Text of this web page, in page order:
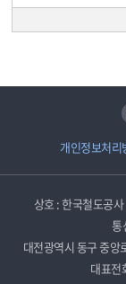
개인정보처리
상호 : 한국철도공사
통
대전광역시 동구 중앙
대표전